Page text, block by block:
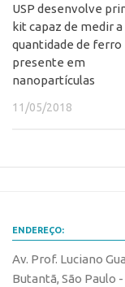
EMBRAPIIs
CEPIDs
CEPIX
CPEs
Bússola da
Agenda AUSPIN
USP desenvolve
kit capaz de medir a
quantidade de ferro
presente em
nanopartículas
11/05/2018
ENDEREÇO:
Av. Prof. Luciano
Butantã, São Paulo -